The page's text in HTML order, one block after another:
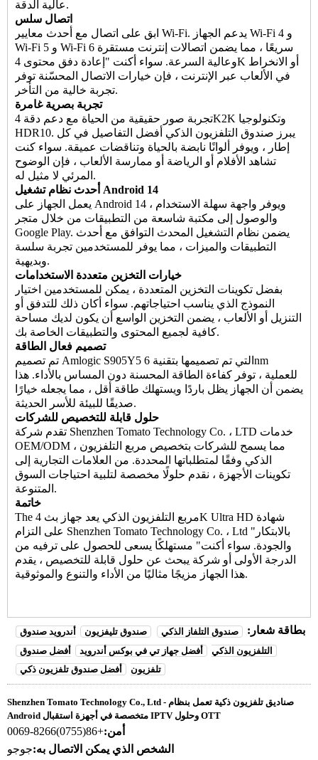
عالية الدقة.
اتصال سلس
ابق على اتصال مع أحدث معايير Wi-Fi. يدعم الجهاز Wi-Fi 4 و
Wi-Fi 5 و Wi-Fi 6 سريعًا ، مما يضمن اتصالات إنترنت مستقرة
وعالية السرعة. سواء أكنت "إعادة دفق محتوى 4K أو الانخراط
في الألعاب عبر الإنترنت ، فإن خيارات الاتصال المحسّنة توفر
تجربة خالية من التأخر.
تجربة بصرية غامرة
تجربة صور حقيقية من الحياة مع دعم دقة 4K2K وتكنولوجيا
HDR10. يبرز صندوق التلفزيون الذكي أفضل التفاصيل في كل
إطار ، ويوفر ألوانًا نابضة بالحياة وتناقضات عميقة. سواء كنت
تشاهد الأفلام أو الرياضة أو ممارسة الألعاب ، فإن الوضوح
المرئي لا مثيل له.
أحدث نظام تشغيل Android 14
يعمل الجهاز على Android 14 ، ويوفر واجهة سهلة الاستخدام
والوصول إلى مكتبة شاسعة من التطبيقات من خلال متجر
Google Play. يضمن نظام التشغيل المحدث التوافق مع أحدث
التطبيقات والميزات ، مما يوفر للمستخدمين تجربة سلسة
وبديهية.
خيارات التخزين متعددة الاستخدامات
بفضل تكوينات التخزين المتعددة ، يمكن للمستخدمين اختيار
النموذج الذي يناسب احتياجاتهم. سواء أكان ذلك للتدفق أو
التنزيل أو الألعاب ، يضمن التخزين الواسع أن يكون لديك مساحة
كافية لجميع المحتوى والتطبيقات الخاصة بك.
تصميم فعال الطاقة
تم تصميم Amlogic S905Y5 التي تم تصميمها بتقنية 6nm
للعملية ، توفر كفاءة الطاقة المحسنة دون المساس بالأداء. هذا
يضمن أن الجهاز يظل باردًا ويستهلك طاقة أقل ، مما يجعله خيارًا
صديقًا للبيئة للأسر الحديثة.
حلول قابلة للتخصيص للشركات
تقدم شركة Shenzhen Tomato Technology Co. ، LTD خدمات
OEM/ODM ، مما يسمح للشركات بتخصيص مربع التلفزيون
الذكي وفقًا لمتطلباتها المحددة. من العلامات التجارية إلى
تكوينات الأجهزة ، نقدم حلولًا مخصصة لتلبية احتياجات السوق
المتنوعة.
خاتمة
The
مربع التلفزيون الذكي
يعد جهاز بث 4K Ultra HD شهادة
على التزام Shenzhen Tomato Technology Co. ، Ltd "بالابتكار
والجودة. سواء أكنت" مستهلكًا يسعى للحصول على ترفيه من
الدرجة الأولى أو شركة يبحث عن حلول قابلة للتخصيص ، يقدم
هذا الجهاز مزيجًا مثاليًا من الأداء والتنوع والموثوقية.
بطاقة شعار: صندوق التلفاز الذكي صندوق تليفزيون
أندرويد صندوق
التلفزيون الذكي
أفضل جهاز تي في بوكس ​​أندرويد
أفضل صندوق
تلفزيون
أفضل صندوق تلفزيون ذكي
Shenzhen Tomato Technology Co., Ltd - صناديق تلفزيون ذكية تعمل بنظام
Android متخصصة في أجهزة استقبال IPTV وحلول OTT
أمن:+86(0755)8266-0069
الشخص الذي يمكن الاتصال به:جوجو